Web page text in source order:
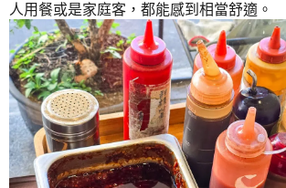
人用餐或是家庭客，都能感到相當舒適。